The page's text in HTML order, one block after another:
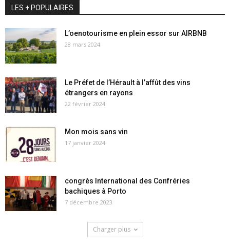
LES + POPULAIRES
L’oenotourisme en plein essor sur AIRBNB
28 mars 2024
Le Préfet de l’Hérault à l’affût des vins
étrangers en rayons
22 février 2024
Mon mois sans vin
17 janvier 2024
congrès International des Confréries
bachiques à Porto
7 décembre 2023
Charger plus